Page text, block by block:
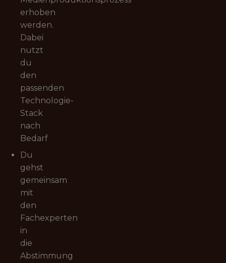
erhoben
werden.
Dabei
nutzt
du
den
passenden
Technologie-
Stack
nach
Bedarf
Du
gehst
gemeinsam
mit
den
Fachexperten
in
die
Abstimmung